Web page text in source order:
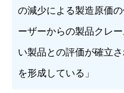
の減少による製造原価
ーザーからの製品クレ
い製品との評価が確立
を形成している」